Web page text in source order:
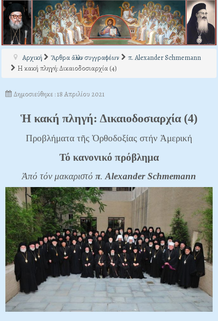
Αρχική Ἄρθρα ἄλλων συγγραφέων
π. Alexander Schmemann
Η κακή πληγή: Δικαιοδοσιαρχία (4)
Δημοσιεύθηκε : 18 Απριλίου 2021
Ἡ κακή πληγή: Δικαιοδοσιαρχία (4)
Προβλήματα τῆς Ὀρθοδοξίας στήν Ἀμερική
Τό κανονικό πρόβλημα
Ἀπό τόν μακαριστό π.Alexander Schmemann